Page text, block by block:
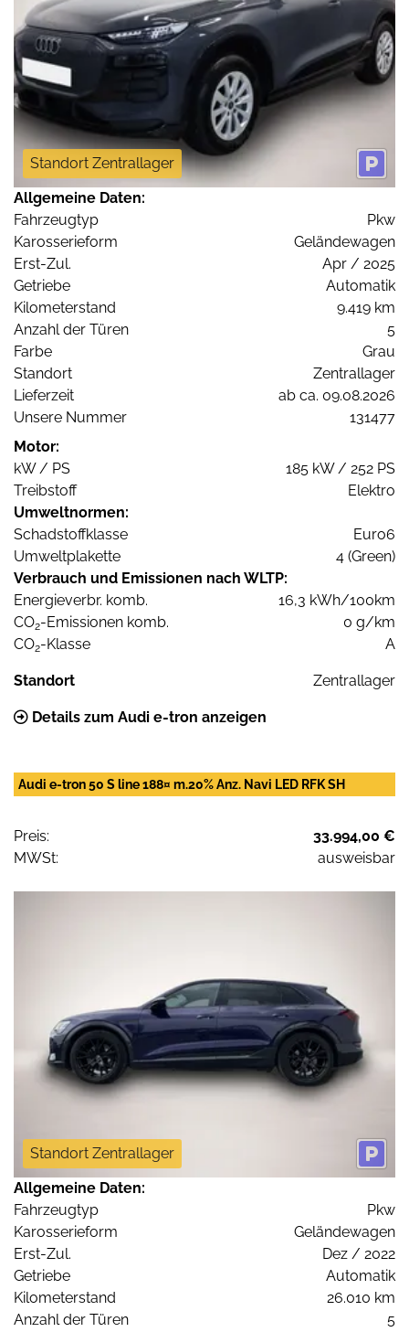
Standort Zentrallager
Allgemeine Daten:
Fahrzeugtyp
Pkw
Karosserieform
Geländewagen
Erst-Zul.
Apr / 2025
Getriebe
Automatik
Kilometerstand
9.419 km
Anzahl der Türen
5
Farbe
Grau
Standort
Zentrallager
Lieferzeit
ab ca. 09.08.2026
Unsere Nummer
131477
Motor:
kW / PS
185 kW / 252 PS
Treibstoff
Elektro
Umweltnormen:
Schadstoffklasse
Euro6
Umweltplakette
4 (Green)
Verbrauch und Emissionen nach WLTP:
Energieverbr. komb.
16,3 kWh/100km
CO2-Emissionen komb.
0 g/km
CO2-Klasse A
Standort Zentrallager
Details zum Audi e-tron anzeigen
Audi e-tron 50 S line 188¤ m.20% Anz. Navi LED RFK SH
Preis:
33.994,00 €
MWSt:
ausweisbar
Standort Zentrallager
Allgemeine Daten:
Fahrzeugtyp
Pkw
Karosserieform
Geländewagen
Erst-Zul.
Dez / 2022
Getriebe
Automatik
Kilometerstand
26.010 km
Anzahl der Türen
5